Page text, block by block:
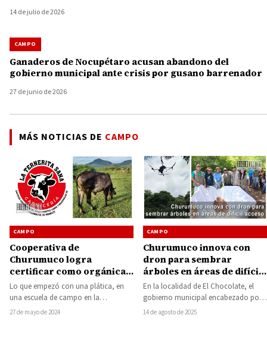
14 de julio de 2026
CAMPO
Ganaderos de Nocupétaro acusan abandono del
gobierno municipal ante crisis por gusano barrenador
27 de junio de 2026
MÁS NOTICIAS DE CAMPO
CAMPO
Cooperativa de
Churumuco logra
certificar como orgánica
su producción cárnica
Lo que empezó con una plática, en
una escuela de campo en la
comunidad de Santa Rosa, del…
27 de mayo de 2024
CAMPO
Churumuco innova con
dron para sembrar
árboles en áreas de difícil
acceso
En la localidad de El Chocolate, el
gobierno municipal encabezado por
la alcaldesa Ma. Judit Chino
14 de agosto de 2025